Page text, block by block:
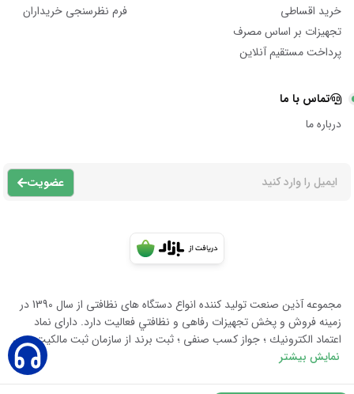
خرید اقساطی
تجهیزات بر اساس مصرف
پرداخت مستقیم آنلاین
فرم نظرسنجی خریداران
تماس با ما
درباره ما
عضویت
مجموعه آذين صنعت توليد كننده انواع دستگاه هاى نظافتى از سال 1390 در
زمينه فروش و پخش تجهيزات رفاهى و نظافتي فعاليت دارد. داراى نماد
اعتماد الكترونيك ؛ جواز كسب صنفى ؛ ثبت برند از سازمان ثبت مالكيت معن
نمایش بیشتر